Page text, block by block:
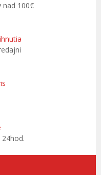
nad 100€